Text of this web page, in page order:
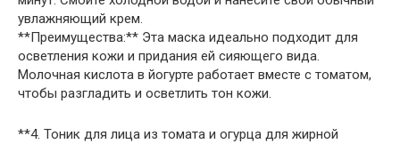
увлажняющий крем.
**Преимущества:** Эта маска идеально подходит для
осветления кожи и придания ей сияющего вида.
Молочная кислота в йогурте работает вместе с томатом,
чтобы разгладить и осветлить тон кожи.
**4. Тоник для лица из томата и огурца для жирной